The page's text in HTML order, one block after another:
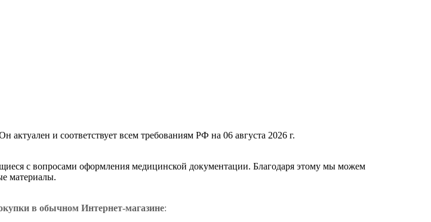
и соответствует всем требованиям РФ на 06 августа 2026 г.
с вопросами оформления медицинской документации. Благодаря этому мы можем
материалы.
в обычном Интернет-магазине: